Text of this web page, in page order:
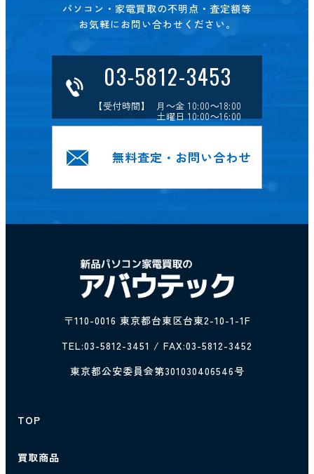
パソコン・家電買取の不明点・査定額等
お気軽にお問い合わせください。
03-5812-3453
【受付時間】 月～金 10:00～18:00
土曜日 10:00～16:00
無料査定・お問い合わせ
〒110-0016 東京都台東区台東2-10-1-1F
TEL:03-5812-3451 / FAX:03-5812-3452
東京都公安委員会第301030406546号
TOP
買取商品